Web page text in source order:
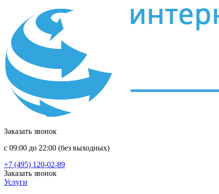
Заказать звонок
с 09:00 до 22:00 (без выходных)
+7 (495) 120-02-89
Заказать звонок
Услуги